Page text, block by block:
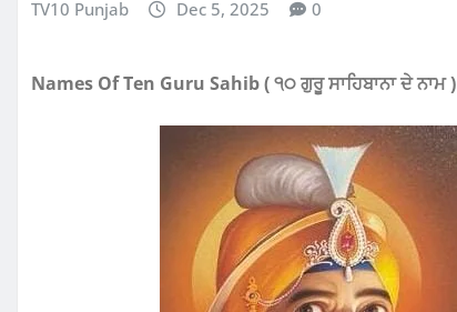
TV10 Punjab Dec 5, 2025 0
Names Of Ten Guru Sahib ( ੧੦ ਗੁਰੂ ਸਾਹਿਬਾਨਾ ਦੇ ਨਾਮ )